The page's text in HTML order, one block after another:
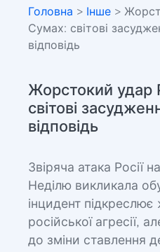
Головна > Інше >
Сумах: світові
відповідь
Жорстокий удар
світові
відповідь
Звіряча атака Росії
Неділю викликала
інцидент підкреслює
російської агресії,
до зміни ставлення